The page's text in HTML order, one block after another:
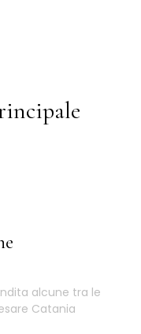
alcune tra le
Catania